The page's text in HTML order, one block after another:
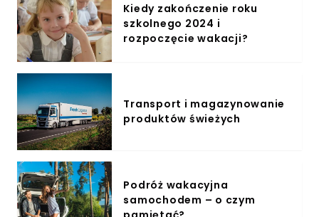
Kiedy zakończenie roku
szkolnego 2024 i
rozpoczęcie wakacji?
Transport i magazynowanie
produktów świeżych
Podróż wakacyjna
samochodem – o czym